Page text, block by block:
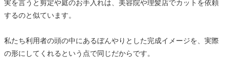
実を言うと剪定や庭のお手入れは、美容院や理髪店でカットを依頼
するのと似ています。
私たち利用者の頭の中にあるぼんやりとした完成イメージを、実際
の形にしてくれるという点で同じだからです。